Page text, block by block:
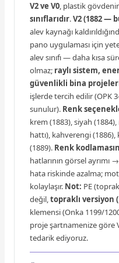
V2 ve V0, plastik
sınıflarıdır.V2 (1882 —
alev kaynağı
pano uygulaması için
alev sınıfı — daha kısa
olmaz; raylı sistem,
güvenlikli bina
işlerde tercih edilir (OPK
sunulur). Renk
krem (1883), siyah
hattı), kahverengi (1886),
(1889). Renk
hatlarının görsel ayrımı
hata riskinde azalma;
kolaylaşır. Not: PE
değil,topraklı versiyon
klemensi (Onka 1199/
proje şartnamenize göre
tedarik ediyoruz.